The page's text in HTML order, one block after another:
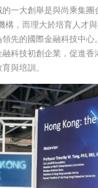
一大創舉是與尚乘集
構，而理大於培育人才
先的國際金融科技中
科技初創企業，促進
與培訓。